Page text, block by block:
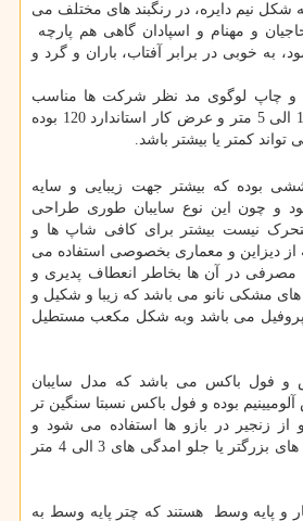
شکل نیم دایره، در رنگبند های مختلف می
و مهنام و اسپادان گاهی هم پارچه
به خوبی در برابر آفتاب، باران و گرد و
و چاپ لوگوی مد نظر شرکت ها مناسب
می باشد و طول کار از 1 الی 5 متر و عرض کار استاندارد 120 بوده
کمتر یا بیشتر باشد.
بوده که بیشتر جهت زیبایی و سایه
و چون این نوع سایبان طوری طراحی
نیست بیشتر برای کافی شاپ ها و
از دیزاین و معماری بخصوصی استفاده می
مصرفی در آن ها بخاطر انعطاف پدیری و
مشکی نانو می باشد که زیبا و شکیل و
می باشد وبه شکل مکعب مستطیل
و فول باکس می باشد که مدل سایبان
بوده و فول باکس نسبتا سنگین تر
از زنجیر در بازو ها استفاده می شود و
کاربرد آن بیشتر در دهنه های بزرگتر یا جلو امدگی های 3 الی 4 متر
و پایه وسط هستند که چتر پایه وسط به